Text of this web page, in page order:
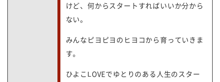
けど、何からスタートすればいいか分から
ない。
みんなピヨピヨのヒヨコから育っていきま
す。
ひよこLOVEでゆとりのある人生のスター